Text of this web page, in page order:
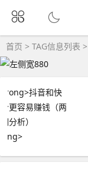
首页 > TAG信息列表